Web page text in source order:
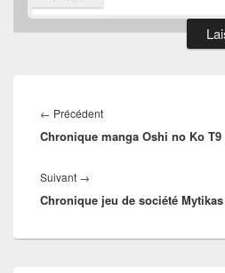
de
l’article
← PrécédentArticle
précédent :
Chronique manga Oshi no Ko T9
Suivant →
suivant :
Chronique jeu de société Mytikas